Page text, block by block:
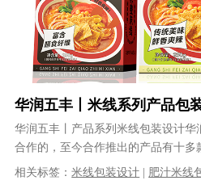
华润五丰丨米线系列产品包
华润五丰丨产品系列米线包装设计华
合作的，至今合作推出的产品有十
度参与江西五丰食品列产品的品牌
相关标签：米线包装设计 肥汁米线